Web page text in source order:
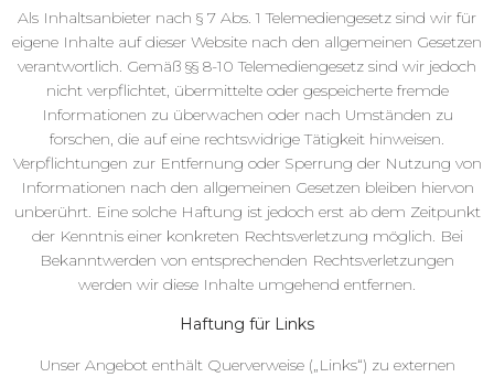
Als Inhaltsanbieter nach § 7 Abs. 1 Telemediengesetz sind wir für
eigene Inhalte auf dieser Website nach den allgemeinen Gesetzen
verantwortlich. Gemäß §§ 8-10 Telemediengesetz sind wir jedoch
nicht verpflichtet, übermittelte oder gespeicherte fremde
Informationen zu überwachen oder nach Umständen zu
forschen, die auf eine rechtswidrige Tätigkeit hinweisen.
Verpflichtungen zur Entfernung oder Sperrung der Nutzung von
Informationen nach den allgemeinen Gesetzen bleiben hiervon
unberührt. Eine solche Haftung ist jedoch erst ab dem Zeitpunkt
der Kenntnis einer konkreten Rechtsverletzung möglich. Bei
Bekanntwerden von entsprechenden Rechtsverletzungen
werden wir diese Inhalte umgehend entfernen.
Haftung für Links
Unser Angebot enthält Querverweise („Links“) zu externen